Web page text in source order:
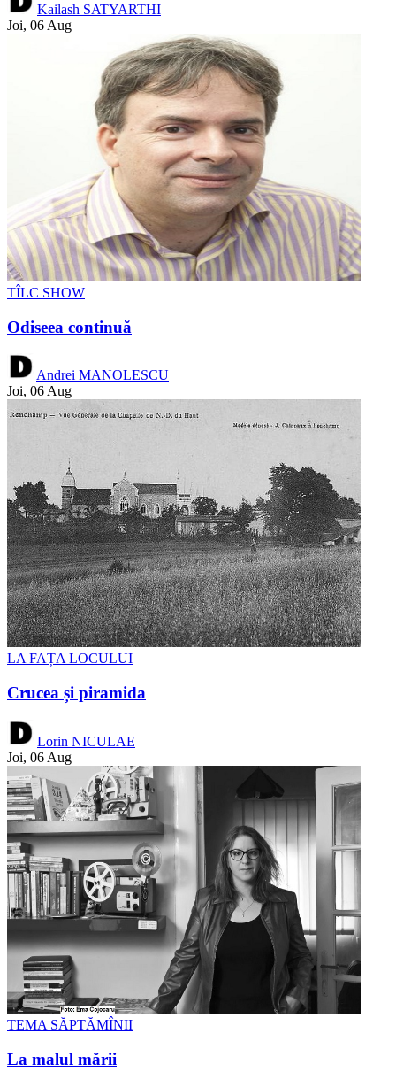
Kailash SATYARTHI
Joi, 06 Aug
TÎLC SHOW
Odiseea continuă
Andrei MANOLESCU
Joi, 06 Aug
LA FAȚA LOCULUI
Crucea și piramida
Lorin NICULAE
Joi, 06 Aug
TEMA SĂPTĂMÎNII
La malul mării